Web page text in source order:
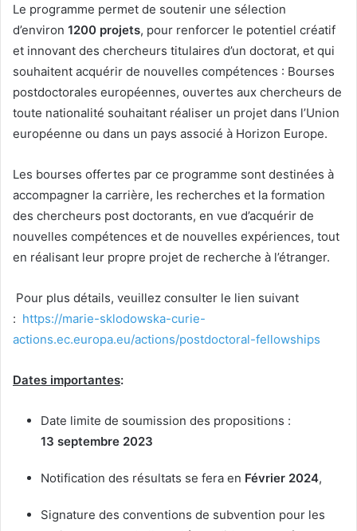
Le programme permet de soutenir une sélection
d’environ 1200 projets, pour renforcer le potentiel créatif
et innovant des chercheurs titulaires d’un doctorat, et qui
souhaitent acquérir de nouvelles compétences : Bourses
postdoctorales européennes, ouvertes aux chercheurs de
toute nationalité souhaitant réaliser un projet dans l’Union
européenne ou dans un pays associé à Horizon Europe.
Les bourses offertes par ce programme sont destinées à
accompagner la carrière, les recherches et la formation
des chercheurs post doctorants, en vue d’acquérir de
nouvelles compétences et de nouvelles expériences, tout
en réalisant leur propre projet de recherche à l’étranger.
Pour plus détails, veuillez consulter le lien suivant
: https://marie-sklodowska-curie-
actions.ec.europa.eu/actions/postdoctoral-fellowships
Dates importantes:
Date limite de soumission des propositions :
13 septembre 2023
Notification des résultats se fera en Février 2024,
Signature des conventions de subvention pour les